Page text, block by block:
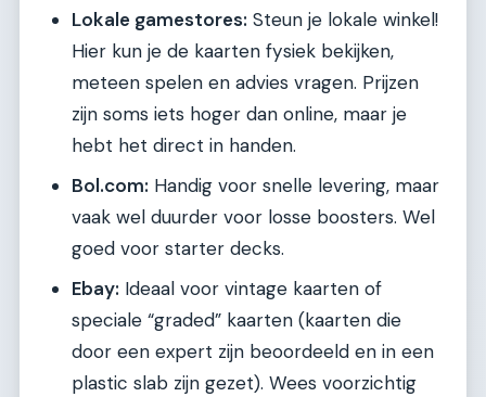
Lokale gamestores: Steun je lokale winkel!
Hier kun je de kaarten fysiek bekijken,
meteen spelen en advies vragen. Prijzen
zijn soms iets hoger dan online, maar je
hebt het direct in handen.
Bol.com: Handig voor snelle levering, maar
vaak wel duurder voor losse boosters. Wel
goed voor starter decks.
Ebay: Ideaal voor vintage kaarten of
speciale “graded” kaarten (kaarten die
door een expert zijn beoordeeld en in een
plastic slab zijn gezet). Wees voorzichtig